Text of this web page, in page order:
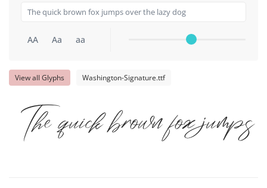
AA Aa aa
View all Glyphs Washington-Signature.ttf
The quick brown fox